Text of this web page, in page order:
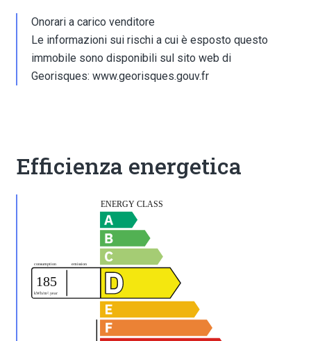
Onorari a carico venditore
Le informazioni sui rischi a cui è esposto questo
immobile sono disponibili sul sito web di
Georisques: www.georisques.gouv.fr
Efficienza energetica